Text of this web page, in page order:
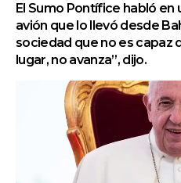
El Sumo Pontífice habló en
avión que lo llevó desde
sociedad que no es capaz
lugar, no avanza”, dijo.